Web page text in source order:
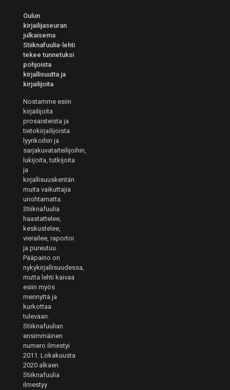
Oulun
kirjailijaseuran
julkaisema
Stiiknafuulia-lehti
tekee tunnetuksi
pohjoista
kirjallisuutta ja
kirjailijoita
Nostamme esiin
kirjailijoita
prosaisteista ja
tietokirjailijoista
lyyrikoihin ja
sarjakuvataiteilijoihin,
lukijoita, tutkijoita
ja
kirjallisuuskentän
muita vaikuttajia
unohtamatta.
Stiiknafuulia
haastattelee,
keskustelee,
vierailee, raportoi
ja pureutuu.
Pääpaino on
nykykirjallisuudessa,
mutta lehti kaivaa
esiin myös
mennyttä ja
kurkottaa
tulevaan.
Stiiknafuulian
ensimmäinen
numero ilmestyi
2011. Lokakuusta
2020 alkaen
Stiiknafuulia
ilmestyy